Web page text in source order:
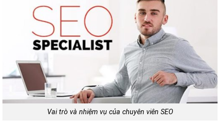
Vai trò và nhiệm vụ của chuyên viên SEO